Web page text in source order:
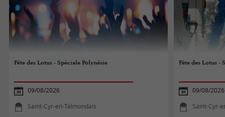
Fête des Lotus - Spéciale Polynésie
09/08/2026
Saint-Cyr-en-Talmondais
Fête des Lotus -
09/08/2026
Saint-Cyr-